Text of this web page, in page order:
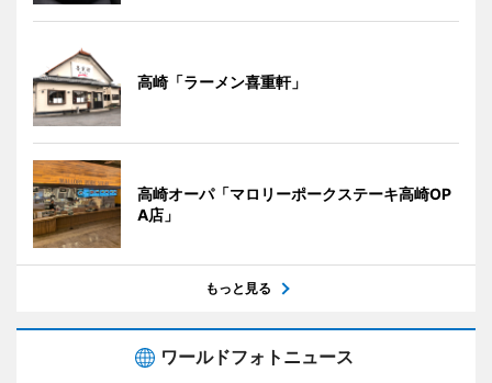
高崎「ラーメン喜重軒」
高崎オーパ「マロリーポークステーキ高崎OP
A店」
もっと見る
ワールドフォトニュース